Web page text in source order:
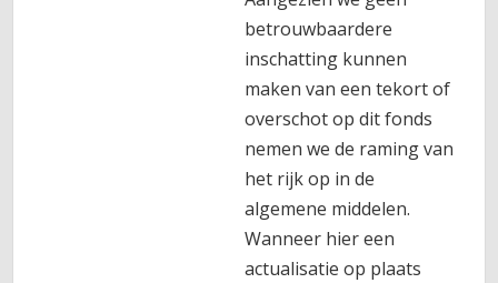
betrouwbaardere
inschatting kunnen
maken van een tekort of
overschot op dit fonds
nemen we de raming van
het rijk op in de
algemene middelen.
Wanneer hier een
actualisatie op plaats